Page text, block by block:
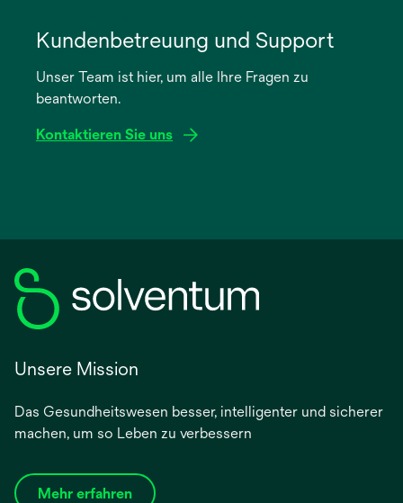
neuen
Registerkarte
Kundenbetreuung und Support
Unser Team ist hier, um alle Ihre Fragen zu
beantworten.
Kontaktieren Sie uns
Unsere Mission
Das Gesundheitswesen besser, intelligenter und sicherer
machen, um so Leben zu verbessern
Mehr erfahren